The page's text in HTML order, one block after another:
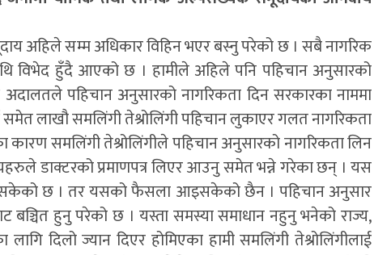
अहिले सम्म अधिकार विहिन भएर बस्नु परेको छ । सबै नागरिक
विभेद हुँदै आएको छ । हामीले अहिले पनि पहिचान अनुसारको
पहिचान अनुसारको नागरिकता दिन सरकारका नाममा
समेत लाखौ समलिंगी तेश्रोलिंगी पहिचान लुकाएर गलत नागरिकता
समलिंगी तेश्रोलिंगीले पहिचान अनुसारको नागरिकता लिन
डाक्टरको प्रमाणपत्र लिएर आउनु समेत भन्ने गरेका छन् । यस
छ । तर यसको फैसला आइसकेको छैन । पहिचान अनुसार
बञ्चित हुनु परेको छ । यस्ता समस्या समाधान नहुनु भनेको राज्य,
दिलो ज्यान दिएर होमिएका हामी समलिंगी तेश्रोलिंगीलाई